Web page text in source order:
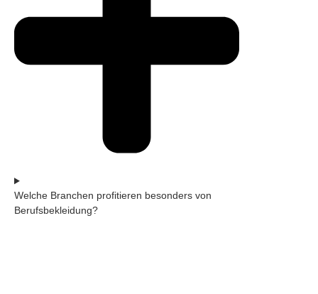
Welche Branchen profitieren besonders von
Berufsbekleidung?